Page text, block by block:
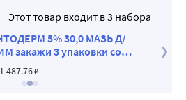
Этот товар входит в 3 набора
5% 30,0 МАЗЬ Д/
закажи 3 упаковки со
1 487.76₽